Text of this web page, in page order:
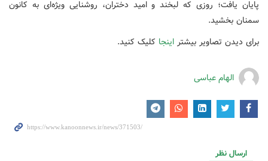
پایان یافت؛ روزی که لبخند و امید دختران، روشنایی ویژه‌ای به کانون
سمنان بخشید.
برای دیدن تصاویر بیشتر اینجا کلیک کنید.
الهام عباسی
ارسال نظر